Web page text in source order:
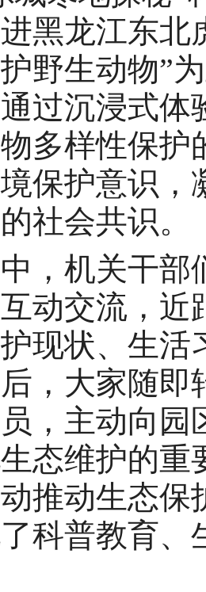
黑龙江东北
野生动物”
过沉浸式体
多样性保护
保护意识，
社会共识。
机关干部
动交流，近
现状、生活
，大家随即
，主动向园
态维护的重
推动生态
科普教育